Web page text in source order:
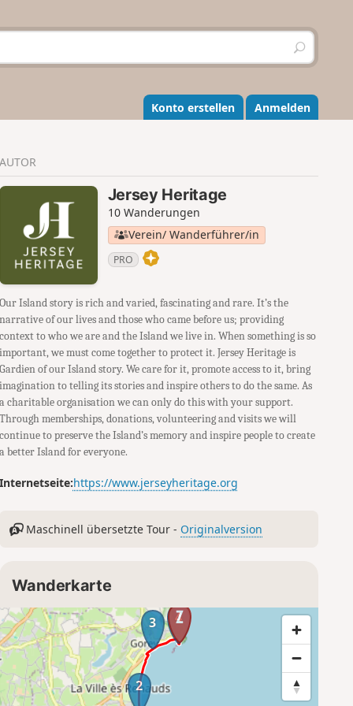
S
u
h
e
n
Konto erstellen Anmelden
AUTOR
Jersey Heritage
10 Wanderungen
Verein/ Wanderführer/in
PRO
Our Island story is rich and varied, fascinating and rare. It’s the
narrative of our lives and those who came before us; providing
context to who we are and the Island we live in. When something is so
important, we must come together to protect it. Jersey Heritage is
Gardien of our Island story. We care for it, promote access to it, bring
imagination to telling its stories and inspire others to do the same. As
a charitable organisation we can only do this with your support.
Through memberships, donations, volunteering and visits we will
continue to preserve the Island’s memory and inspire people to create
a better Island for everyone.
Internetseite:https://www.jerseyheritage.org
Maschinell übersetzte Tour - Originalversion
Wanderkarte
2
3 4